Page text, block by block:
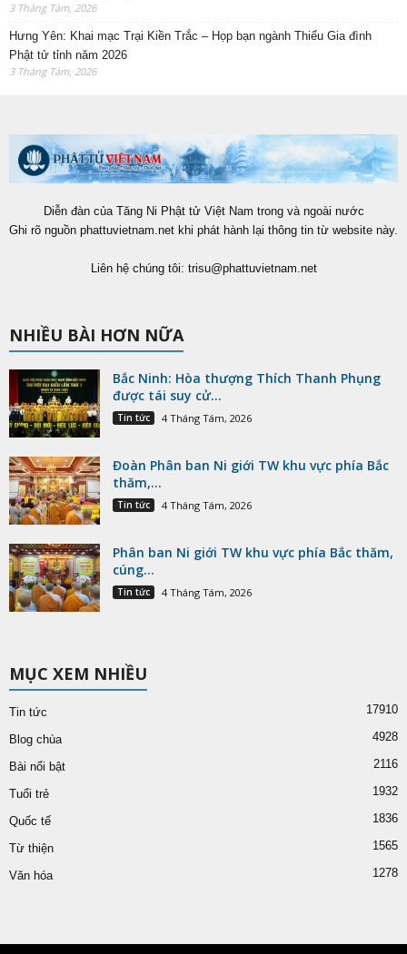
3 Tháng Tám, 2026
Hưng Yên: Khai mạc Trại Kiền Trắc – Họp bạn ngành Thiếu Gia đình
Phật tử tỉnh năm 2026
3 Tháng Tám, 2026
Diễn đàn của Tăng Ni Phật tử Việt Nam trong và ngoài nước
Ghi rõ nguồn phattuvietnam.net khi phát hành lại thông tin từ website này.
Liên hệ chúng tôi: trisu@phattuvietnam.net
NHIỀU BÀI HƠN NỮA
Bắc Ninh: Hòa thượng Thích Thanh Phụng
được tái suy cử...
Tin tức 4 Tháng Tám, 2026
Đoàn Phân ban Ni giới TW khu vực phía Bắc
thăm,...
Tin tức 4 Tháng Tám, 2026
Phân ban Ni giới TW khu vực phía Bắc thăm,
cúng...
Tin tức 4 Tháng Tám, 2026
MỤC XEM NHIỀU
Tin tức 17910
Blog chùa 4928
Bài nổi bật 2116
Tuổi trẻ 1932
Quốc tế 1836
Từ thiện 1565
Văn hóa 1278